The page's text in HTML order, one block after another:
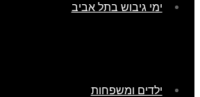
ימי גיבוש בתל אביב
ילדים ומשפחות